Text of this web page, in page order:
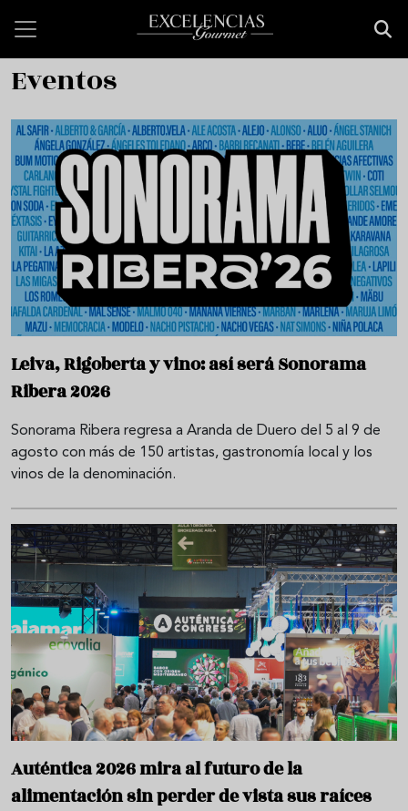
Eventos
Leiva, Rigoberta y vino: así será Sonorama
Ribera 2026
Sonorama Ribera regresa a Aranda de Duero del 5 al 9 de
agosto con más de 150 artistas, gastronomía local y los
vinos de la denominación.
Auténtica 2026 mira al futuro de la
alimentación sin perder de vista sus raíces